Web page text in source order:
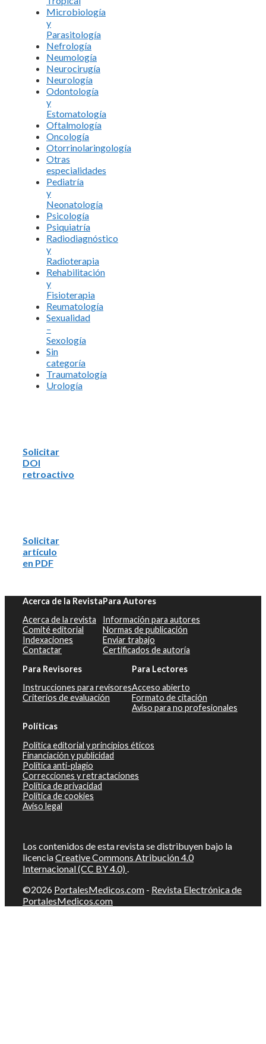
Microbiología
y
Parasitología
Nefrología
Neumología
Neurocirugía
Neurología
Odontología
y
Estomatología
Oftalmología
Oncología
Otorrinolaringología
Otras
especialidades
Pediatría
y
Neonatología
Psicología
Psiquiatría
Radiodiagnóstico
y
Radioterapia
Rehabilitación
y
Fisioterapia
Reumatología
Sexualidad
–
Sexología
Sin
categoría
Traumatología
Urología
Solicitar
DOI
retroactivo
Solicitar
artículo
en PDF
Acerca de la Revista
Acerca de la revista
Comité editorial
Indexaciones
Contactar
Para Autores
Información para autores
Normas de publicación
Enviar trabajo
Certificados de autoría
Para Revisores
Instrucciones para revisores
Criterios de evaluación
Para Lectores
Acceso abierto
Formato de citación
Aviso para no profesionales
Políticas
Política editorial y principios éticos
Financiación y publicidad
Política anti-plagio
Correcciones y retractaciones
Política de privacidad
Política de cookies
Aviso legal
Los contenidos de esta revista se distribuyen bajo la
licenciaCreative Commons Atribución 4.0
Internacional (CC BY 4.0) .
©2026 PortalesMedicos.com - Revista Electrónica de
PortalesMedicos.com